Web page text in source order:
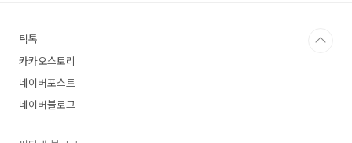
틱톡
카카오스토리
네이버포스트
네이버블로그